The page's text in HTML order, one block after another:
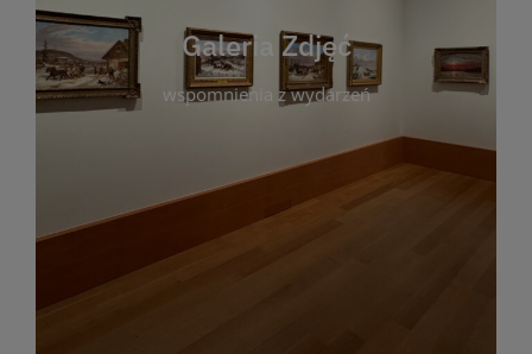
Galeria Zdjęć
wspomnienia z wydarzeń
którym można zobaczyć, jak żyje nasza biblioteka
i jej społeczność. Zdjęcia dokumentują zarówno
uroczyste chwile, jak i codzienne aktywności
czytelników. Regularnie dodajemy nowe galerie,
by każdy mógł powrócić do wyjątkowych
momentów. Zapraszamy do obejrzenia,
wspominania i inspirowania się!